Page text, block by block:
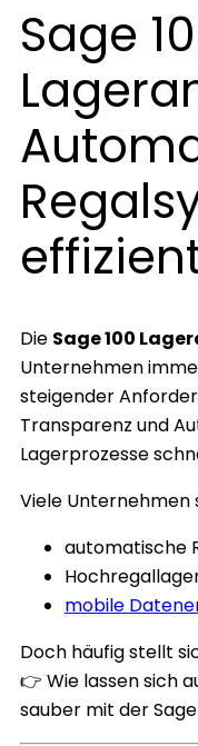
Sage
Die Sage 100
Unternehmen
steigender
Transparenz und
Lagerprozesse
Viele Unternehmen
automatische
mobile
Doch häufig stellt
👉 Wie lassen sich
sauber mit der